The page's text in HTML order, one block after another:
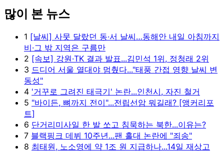
많이 본 뉴스
1 [날씨] 사뭇 달랐던 동·서 날씨…동해안 내일 아침까지
비·그 밖 지역은 구름만
2 [속보] 강원·TK 결과 발표...김민석 1위, 정청래 2위
3 드디어 서울 열대야 멈췄다..."태풍 간접 영향 날씨 변
동성"
4 '거꾸로 그려진 태극기' 논란...인천시, 자진 철거
5 "바이든, 뼈까지 전이"...전립선암 뭐길래? [앵커리포
트]
6 단거리미사일 한 발 쏘고 침묵하는 북한...이유는?
7 블랙핑크 데뷔 10주년...팬 홀대 논란에 "죄송"
8 최태원, 노소영에 약 1조 원 지급하나...14일 재상고